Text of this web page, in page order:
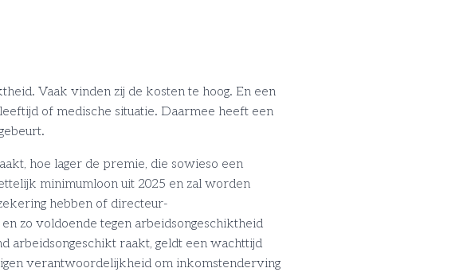
Vaak vinden zij de kosten te hoog. En een
of medische situatie. Daarmee heeft een
hoe lager de premie, die sowieso een
minimumloon uit 2025 en zal worden
hebben of directeur-
zo voldoende tegen arbeidsongeschiktheid
raakt, geldt een wachttijd
verantwoordelijkheid om inkomstenderving